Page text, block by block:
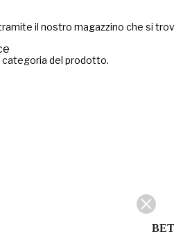
il nostro magazzino che si
categoria del prodotto.